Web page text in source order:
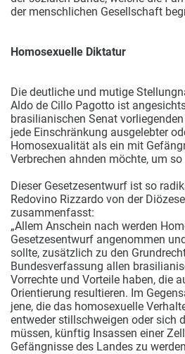
der menschlichen Gesellschaft
Homosexuelle Diktatur
Die deutliche und mutige
Aldo de Cillo Pagotto ist
brasilianischen Senat
jede Einschränkung ausgelebter
Homosexualität als ein mit
Verbrechen ahnden möchte, um so
Dieser Gesetzesentwurf ist so
Redovino Rizzardo von der
zusammenfasst:
„Allem Anschein nach werden
Gesetzesentwurf angenommen
sollte, zusätzlich zu den
Bundesverfassung allen
Vorrechte und Vorteile haben, die
Orientierung resultieren. Im
jene, die das homosexuelle
entweder stillschweigen oder sich
müssen, künftig Insassen einer
Gefängnisse des Landes zu